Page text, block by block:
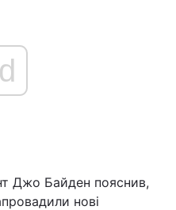
Джо Байден пояснив,
нові